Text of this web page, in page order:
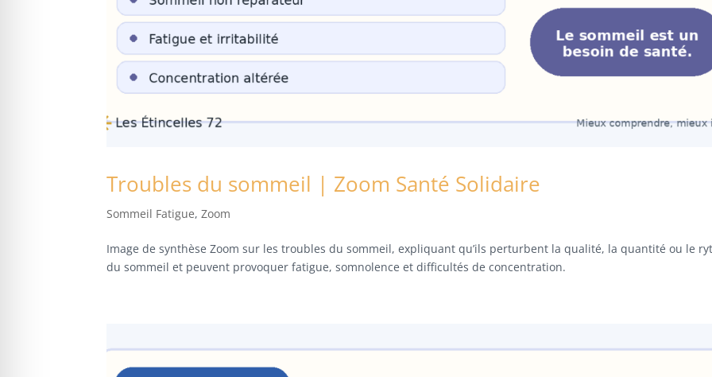
Troubles du sommeil | Zoom Santé Solidaire
Sommeil Fatigue,Zoom
Image de synthèse Zoom sur les troubles du sommeil, expliquant qu’ils perturbent la qualité, la quantité ou le
du sommeil et peuvent provoquer fatigue, somnolence et difficultés de concentration.